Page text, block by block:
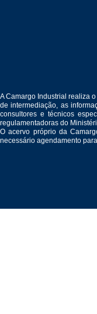
A Camargo Industrial realiza
de intermediação, as
consultores e técnicos
regulamentadoras do
O acervo próprio da
necessário agendamento